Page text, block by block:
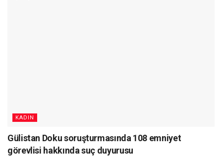
KADIN
Gülistan Doku soruşturmasında 108 emniyet
görevlisi hakkında suç duyurusu